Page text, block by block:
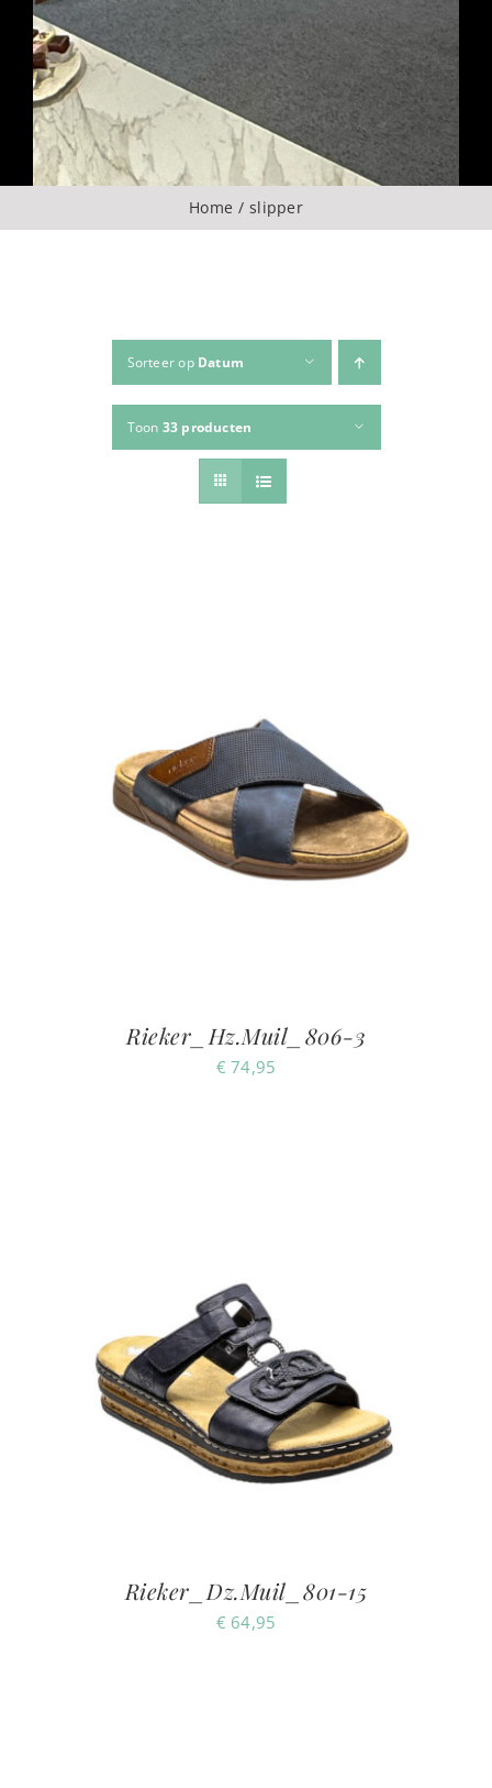
Over ons
CONTACT
Home slipper
Sorteer op Datum
Toon 33 producten
Rieker_Hz.Muil_806-3
€ 74,95
Rieker_Dz.Muil_801-15
€ 64,95